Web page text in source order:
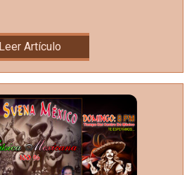
Leer Artículo